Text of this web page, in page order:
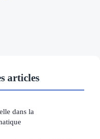
articles
dans la